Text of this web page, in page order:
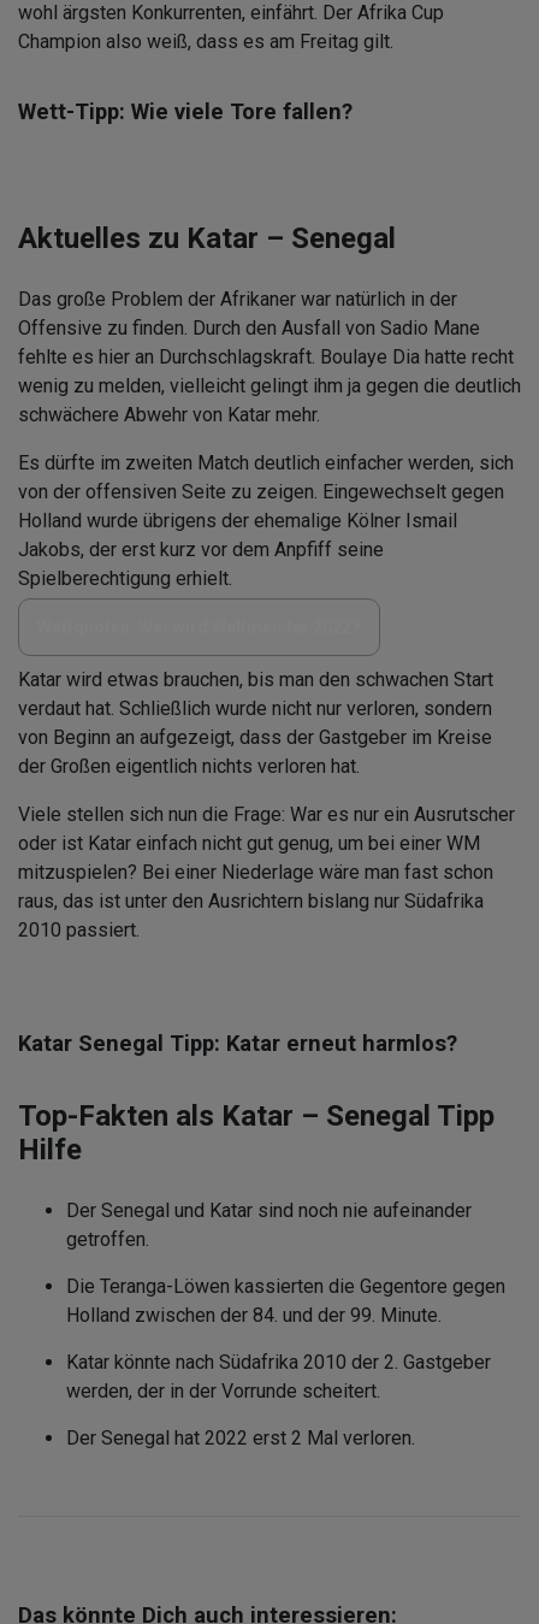
wohl ärgsten Konkurrenten, einfährt. Der Afrika Cup
Champion also weiß, dass es am Freitag gilt.
Wett-Tipp: Wie viele Tore fallen?
Aktuelles zu Katar – Senegal
Das große Problem der Afrikaner war natürlich in der
Offensive zu finden. Durch den Ausfall von Sadio Mane
fehlte es hier an Durchschlagskraft. Boulaye Dia hatte recht
wenig zu melden, vielleicht gelingt ihm ja gegen die deutlich
schwächere Abwehr von Katar mehr.
Es dürfte im zweiten Match deutlich einfacher werden, sich
von der offensiven Seite zu zeigen. Eingewechselt gegen
Holland wurde übrigens der ehemalige Kölner Ismail
Jakobs, der erst kurz vor dem Anpfiff seine
Spielberechtigung erhielt.
Katar wird etwas brauchen, bis man den schwachen Start
verdaut hat. Schließlich wurde nicht nur verloren, sondern
von Beginn an aufgezeigt, dass der Gastgeber im Kreise
der Großen eigentlich nichts verloren hat.
Viele stellen sich nun die Frage: War es nur ein Ausrutscher
oder ist Katar einfach nicht gut genug, um bei einer WM
mitzuspielen? Bei einer Niederlage wäre man fast schon
raus, das ist unter den Ausrichtern bislang nur Südafrika
2010 passiert.
Katar Senegal Tipp: Katar erneut harmlos?
Top-Fakten als Katar – Senegal Tipp
Hilfe
Der Senegal und Katar sind noch nie aufeinander
getroffen.
Die Teranga-Löwen kassierten die Gegentore gegen
Holland zwischen der 84. und der 99. Minute.
Katar könnte nach Südafrika 2010 der 2. Gastgeber
werden, der in der Vorrunde scheitert.
Der Senegal hat 2022 erst 2 Mal verloren.
Das könnte Dich auch interessieren: